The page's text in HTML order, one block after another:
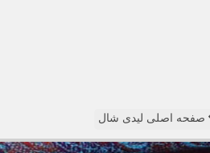
صفحه اصلی لیدی شال